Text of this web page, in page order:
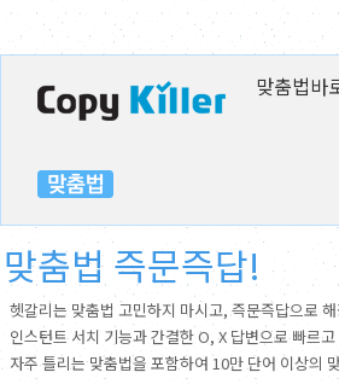
맞춤법바
맞춤법 즉문즉답!
헷갈리는 맞춤법 고민하지 마시고, 즉문즉답으로
인스턴트 서치 기능과 간결한 O, X 답변으로 빠르
자주 틀리는 맞춤법을 포함하여 10만 단어 이상의